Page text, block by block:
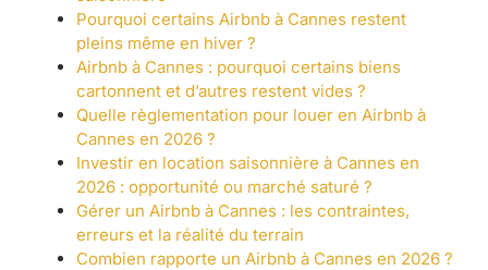
Pourquoi certains Airbnb à Cannes restent
pleins même en hiver ?
Airbnb à Cannes : pourquoi certains biens
cartonnent et d’autres restent vides ?
Quelle règlementation pour louer en Airbnb à
Cannes en 2026 ?
Investir en location saisonnière à Cannes en
2026 : opportunité ou marché saturé ?
Gérer un Airbnb à Cannes : les contraintes,
erreurs et la réalité du terrain
Combien rapporte un Airbnb à Cannes en 2026 ?